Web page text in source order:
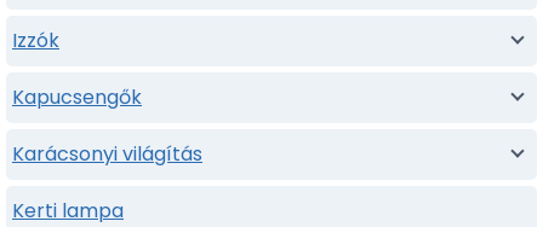
Izzók
Kapucsengők
Karácsonyi világítás
Kerti lampa